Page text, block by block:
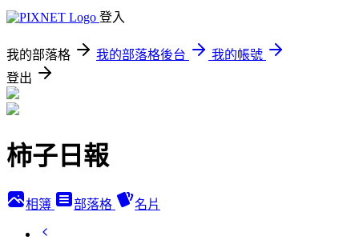
登入
我的部落格 我的部落格後台
我的帳號
登出
柿子日報
相簿 部落格 名片